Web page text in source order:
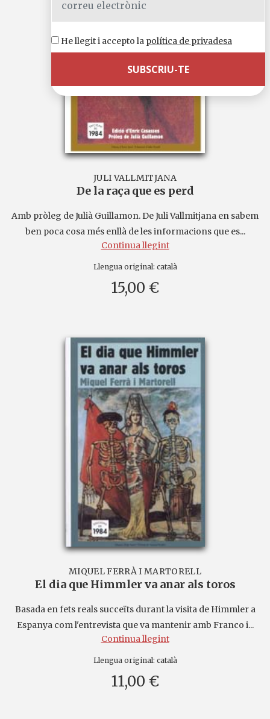
JULI VALLMITJANA
De la raça que es perd
Amb pròleg de Julià Guillamon. De Juli Vallmitjana en sabem
ben poca cosa més enllà de les informacions que es...
Continua llegint
Llengua original: català
15,00 €
MIQUEL FERRÀ I MARTORELL
El dia que Himmler va anar als toros
Basada en fets reals succeïts durant la visita de Himmler a
Espanya com l'entrevista que va mantenir amb Franco i...
Continua llegint
Llengua original: català
11,00 €
He llegit i accepto la política de privadesa